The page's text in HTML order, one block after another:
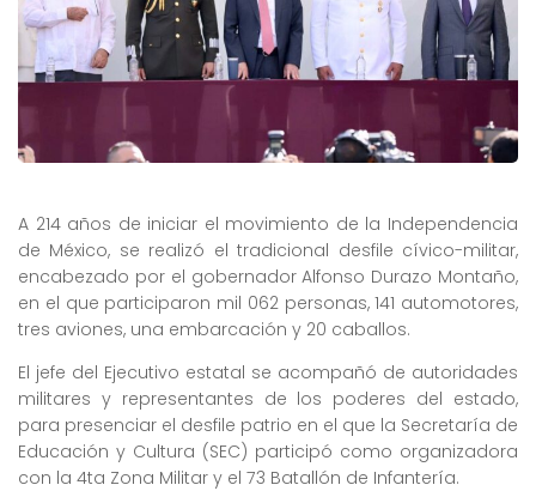
A 214 años de iniciar el movimiento de la Independencia
de México, se realizó el tradicional desfile cívico-militar,
encabezado por el gobernador Alfonso Durazo Montaño,
en el que participaron mil 062 personas, 141 automotores,
tres aviones, una embarcación y 20 caballos.
El jefe del Ejecutivo estatal se acompañó de autoridades
militares y representantes de los poderes del estado,
para presenciar el desfile patrio en el que la Secretaría de
Educación y Cultura (SEC) participó como organizadora
con la 4ta Zona Militar y el 73 Batallón de Infantería.